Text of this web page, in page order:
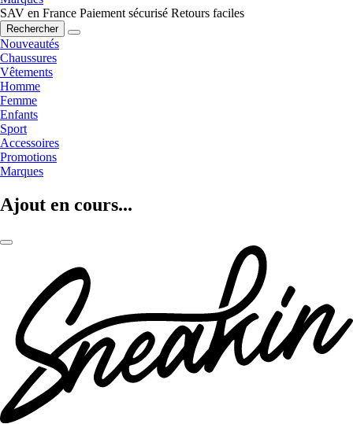
SAV en France Paiement sécurisé Retours faciles
Rechercher
Nouveautés
Chaussures
Vêtements
Homme
Femme
Enfants
Sport
Accessoires
Promotions
Marques
Ajout en cours...